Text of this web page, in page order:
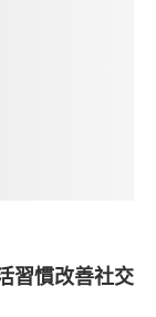
習慣改善社交